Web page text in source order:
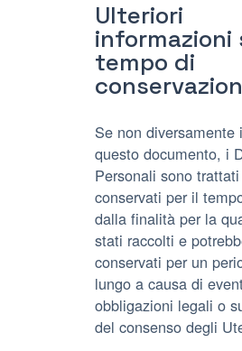
Ulteriori
informazioni
tempo di
Se non diversamente
questo documento, i
Personali sono
conservati per il
dalla finalità per la
stati raccolti e
conservati per un
lungo a causa di
obbligazioni legali o
del consenso degli